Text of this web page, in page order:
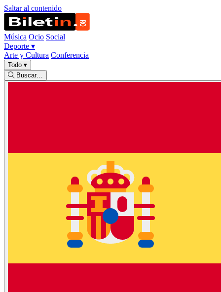
Saltar al contenido
Música Ocio Social
Deporte ▾
Arte y Cultura Conferencia
Todo ▾
Buscar…